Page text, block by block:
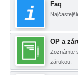
Faq
OP a
Zoznámte
zárukou.